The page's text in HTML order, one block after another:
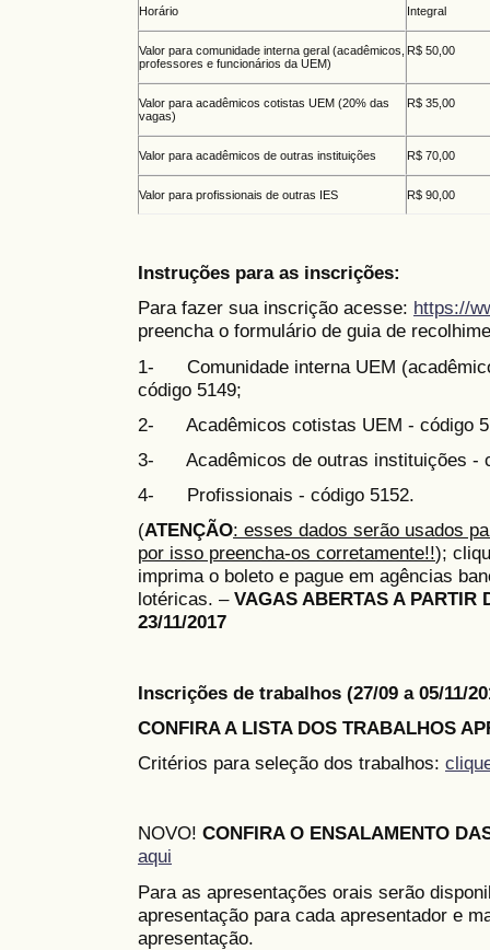
Horário Integral
Valor para comunidade interna geral (acadêmicos,
professores e funcionários da UEM)
R$ 50,00
Valor para acadêmicos cotistas UEM (20% das
vagas)
R$ 35,00
Valor para acadêmicos de outras instituições R$ 70,00
Valor para profissionais de outras IES R$ 90,00
Instruções para as inscrições:
Para fazer sua inscrição acesse: https://
preencha o formulário de guia de
1- Comunidade interna UEM
código 5149;
2- Acadêmicos cotistas UEM - código
3- Acadêmicos de outras instituições -
4- Profissionais - código 5152.
(ATENÇÃO: esses dados serão usados
por isso preencha-os corretamente!!);
imprima o boleto e pague em agências
lotéricas. – VAGAS ABERTAS A PARTIR
23/11/2017
Inscrições de trabalhos (27/09 a 05/11/
CONFIRA A LISTA DOS TRABALHOS
Critérios para seleção dos trabalhos:
NOVO! CONFIRA O ENSALAMENTO
aqui
Para as apresentações orais serão
apresentação para cada apresentador e
apresentação.